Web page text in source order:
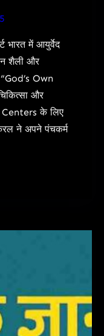
भारत में आयुर्वेद
शैली और
Own
और
के लिए
ने अपने पंचकर्म